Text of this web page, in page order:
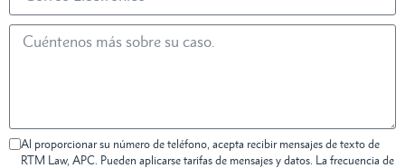
Al proporcionar su número de teléfono, acepta recibir mensajes de texto de
RTM Law, APC. Pueden aplicarse tarifas de mensajes y datos. La frecuencia de